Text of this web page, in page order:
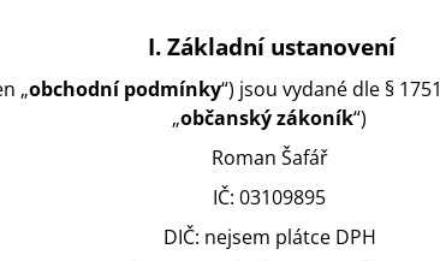
I. Základní ustanovení
„obchodní podmínky“) jsou vydané dle §
„občanský zákoník“)
Roman Šafář
IČ: 03109895
DIČ: nejsem plátce DPH